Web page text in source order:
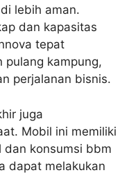
lebih aman.
dan kapasitas
tepat
pulang kampung,
perjalanan bisnis.
juga
Mobil ini memiliki
dan konsumsi bbm
dapat melakukan